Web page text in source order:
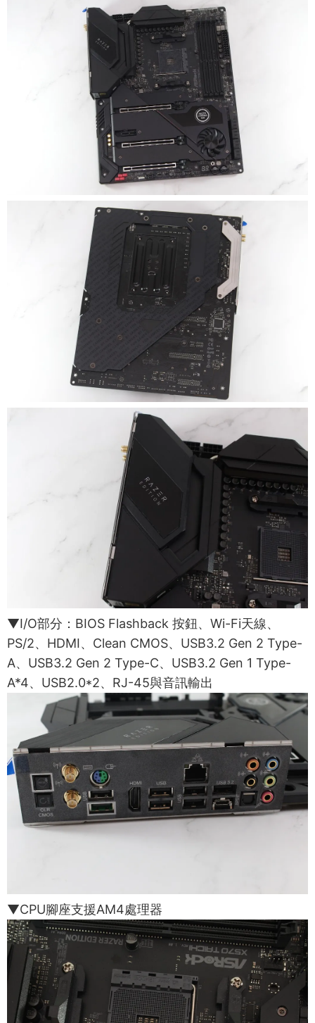
▼I/O部分：BIOS Flashback 按鈕、Wi-Fi天線、
PS/2、HDMI、Clean CMOS、USB3.2 Gen 2 Type-
A、USB3.2 Gen 2 Type-C、USB3.2 Gen 1 Type-
A*4、USB2.0*2、RJ-45與音訊輸出
▼CPU腳座支援AM4處理器